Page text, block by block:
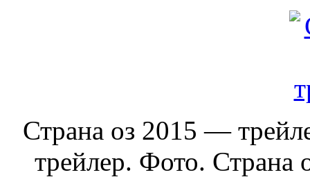
Страна оз 2015 —
трейлер. Фото. Страна